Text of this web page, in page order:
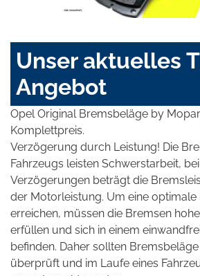
Unser aktuelles
Angebot
Opel Original Bremsbeläge by Mopar
Komplettpreis.
Verzögerung durch Leistung! Die
Fahrzeugs leisten Schwerstarbeit,
Verzögerungen beträgt die
der Motorleistung. Um eine
erreichen, müssen die Bremsen
erfüllen und sich in einem
befinden. Daher sollten
überprüft und im Laufe eines